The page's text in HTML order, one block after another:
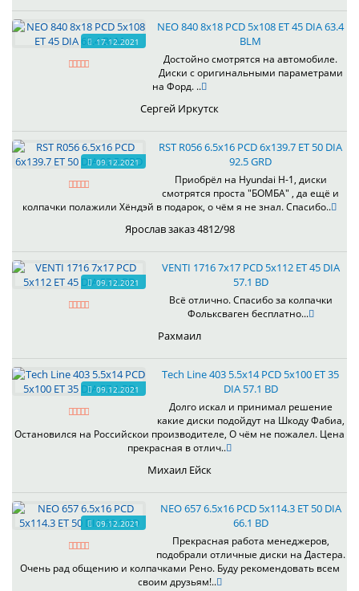
17.12.2021
NEO 840 8x18 PCD 5x108 ET 45 DIA 63.4
BLM
Достойно смотрятся на автомобиле.
Диски с оригинальными параметрами
на Форд. ..
Сергей Иркутск
09.12.2021
RST R056 6.5x16 PCD 6x139.7 ET 50 DIA
92.5 GRD
Приобрёл на Hyundai H-1, диски
смотрятся проста "БОМБА" , да ещё и
колпачки полажили Хёндэй в подарок, о чём я не знал. Спасибо..
Ярослав заказ 4812/98
09.12.2021
VENTI 1716 7x17 PCD 5x112 ET 45 DIA
57.1 BD
Всё отлично. Спасибо за колпачки
Фольксваген бесплатно...
Рахмаил
09.12.2021
Tech Line 403 5.5x14 PCD 5x100 ET 35
DIA 57.1 BD
Долго искал и принимал решение
какие диски подойдут на Шкоду Фабиа,
Остановился на Российскои производителе, О чём не пожалел. Цена
прекрасная в отлич..
Михаил Ейск
09.12.2021
NEO 657 6.5x16 PCD 5x114.3 ET 50 DIA
66.1 BD
Прекрасная работа менеджеров,
подобрали отличные диски на Дастера.
Очень рад общению и колпачками Рено. Буду рекомендовать всем
своим друзьям!..